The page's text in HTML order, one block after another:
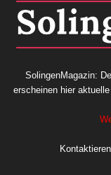
SolingenMagazin:
erscheinen hier